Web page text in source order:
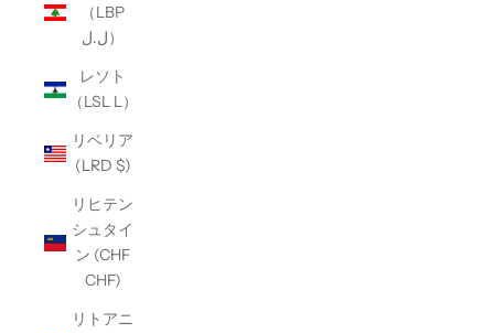
（LBP
ل.ل）
レソト
（LSL L）
リベリア
(LRD $)
リヒテン
シュタイ
ン (CHF
CHF)
リトアニ